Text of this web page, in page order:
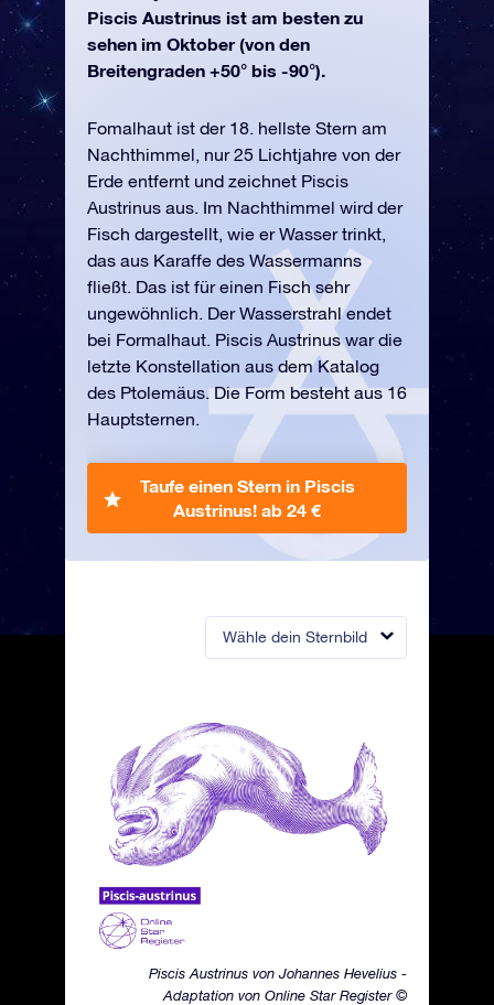
Wähle dein Sternbild
Piscis Austrinus von Johannes Hevelius -
Adaptation von Online Star Register ©
Piscis Austrinus ist am besten zu
sehen im Oktober (von den
Breitengraden +50° bis -90°).
Fomalhaut ist der 18. hellste Stern am
Nachthimmel, nur 25 Lichtjahre von der
Erde entfernt und zeichnet Piscis
Austrinus aus. Im Nachthimmel wird der
Fisch dargestellt, wie er Wasser trinkt,
das aus Karaffe des Wassermanns
fließt. Das ist für einen Fisch sehr
ungewöhnlich. Der Wasserstrahl endet
bei Formalhaut. Piscis Austrinus war die
letzte Konstellation aus dem Katalog
des Ptolemäus. Die Form besteht aus 16
Hauptsternen.
Taufe einen Stern in Piscis
Austrinus! ab 24 €